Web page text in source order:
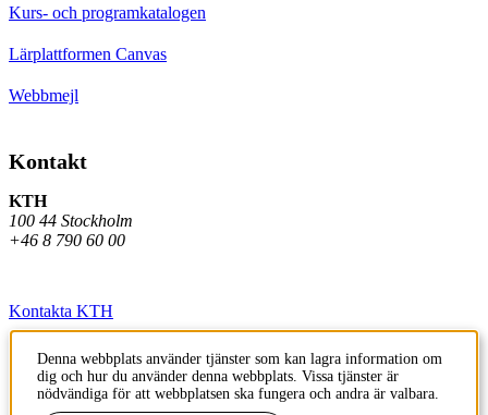
Kurs- och programkatalogen
Lärplattformen Canvas
Webbmejl
Kontakt
KTH
100 44 Stockholm
+46 8 790 60 00
Kontakta KTH
Jobba på KTH
Press och media
Denna webbplats använder tjänster som kan lagra information om
dig och hur du använder denna webbplats. Vissa tjänster är
nödvändiga för att webbplatsen ska fungera och andra är valbara.